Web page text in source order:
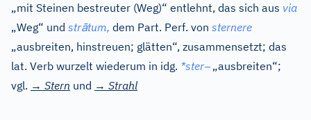
„mit Steinen bestreuter (Weg)“ entlehnt, das sich aus via
„Weg“ und strātum, dem Part. Perf. von sternere
„ausbreiten, hinstreuen; glätten“, zusammensetzt; das
lat. Verb wurzelt wiederum in idg. *ster–„ausbreiten“;
vgl. → Stern und → Strahl